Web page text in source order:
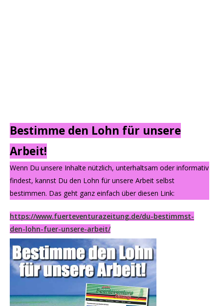
Bestimme den Lohn für unsere
Arbeit!
Wenn Du unsere Inhalte nützlich, unterhaltsam oder informativ
findest, kannst Du den Lohn für unsere Arbeit selbst
bestimmen. Das geht ganz einfach über diesen Link:
https://www.fuerteventurazeitung.de/du-bestimmst-
den-lohn-fuer-unsere-arbeit/